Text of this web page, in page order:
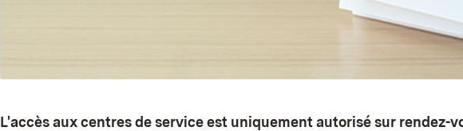
L'accès aux centres de service est uniquement autorisé sur rendez-